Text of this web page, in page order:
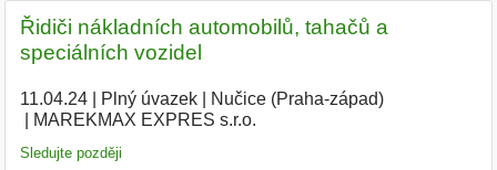
Řidiči nákladních automobilů, tahačů a
speciálních vozidel
11.04.24| Plný úvazek| Nučice (Praha-západ)|
MAREKMAX EXPRES s.r.o.
Sledujte později